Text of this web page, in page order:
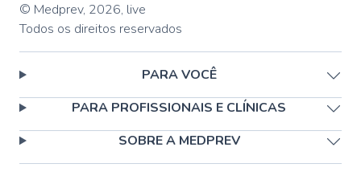
© Medprev, 2026, live
Todos os direitos reservados
PARA VOCÊ
PARA PROFISSIONAIS E CLÍNICAS
SOBRE A MEDPREV